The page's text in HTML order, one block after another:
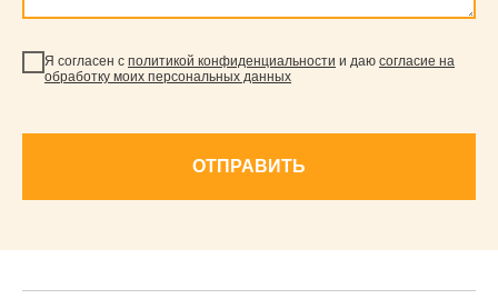
Я согласен с политикой конфиденциальности и даю согласие на
обработку моих персональных данных
ОТПРАВИТЬ